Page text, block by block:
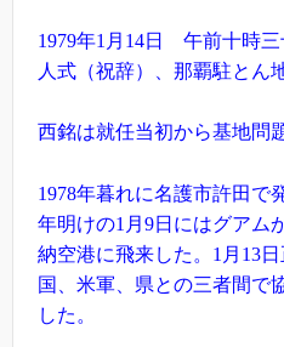
1979年1月14日 午前十時
人式（祝辞）、那覇駐とん
西銘は就任当初から基地問
1978年暮れに名護市許田で
年明けの1月9日にはグアム
納空港に飛来した。1月13
国、米軍、県との三者間で
した。